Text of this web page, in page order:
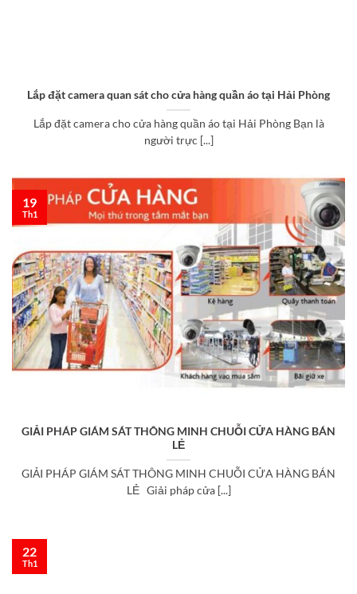
Lắp đặt camera quan sát cho cửa hàng quần áo tại Hải Phòng
Lắp đặt camera cho cửa hàng quần áo tại Hải Phòng Bạn là
người trực [...]
GIẢI PHÁP GIÁM SÁT THÔNG MINH CHUỖI CỬA HÀNG BÁN
LẺ
GIẢI PHÁP GIÁM SÁT THÔNG MINH CHUỖI CỬA HÀNG BÁN
LẺ Giải pháp cửa [...]
19
Th1
22
Th1